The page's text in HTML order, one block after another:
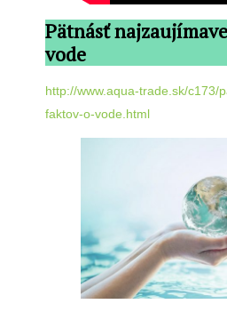
Pätnásť
vode
http://www.aqua-trade.sk/c173/
faktov-o-vode.html